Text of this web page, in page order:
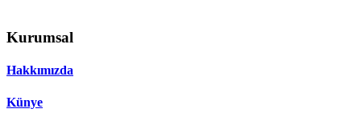
Kurumsal
Hakkımızda
Künye